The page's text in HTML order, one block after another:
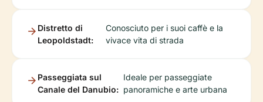
Distretto di
Leopoldstadt:
Conosciuto per i suoi caffè e la
vivace vita di strada
Passeggiata sul
Canale del Danubio:
Ideale per passeggiate
panoramiche e arte urbana